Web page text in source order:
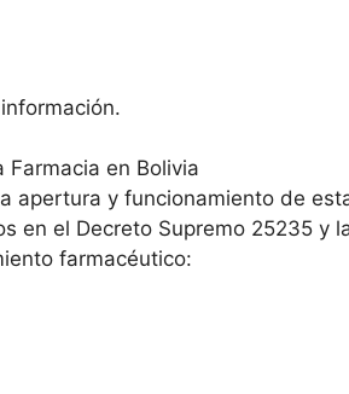
apertura y funcionamiento de
en el Decreto Supremo 25235 y
farmacéutico: